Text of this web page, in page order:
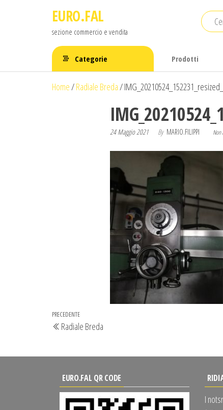
EURO.FAL
sezione commercio e vendita
Categorie Prodotti
Home/Radiale Breda/
24 Maggio 2021 By MARIO.FILIPPI
Navigazione
articoli
Articolo
precedente
PRECEDENTE
Radiale Breda
EURO.FAL QR CODE
I